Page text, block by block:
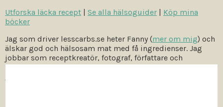
Utforska läcka recept | Se alla hälsoguider | Köp mina
böcker
Jag som driver lesscarbs.se heter Fanny (mer om mig) och
älskar god och hälsosam mat med få ingredienser. Jag
jobbar som receptkreatör, fotograf, författare och
hälsoinspiratör. Vill du samarbeta med mig –kontakta